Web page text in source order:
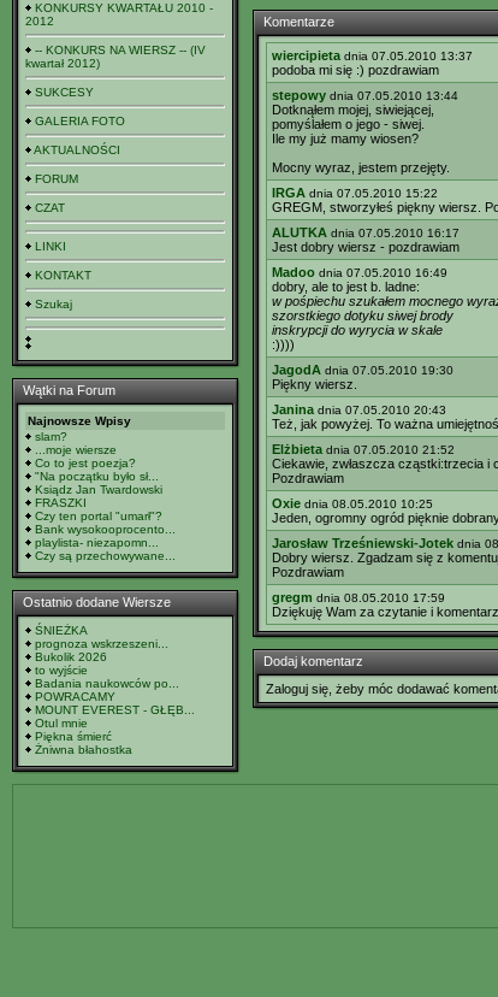
KONKURSY KWARTAŁU 2010 -
2012
-- KONKURS NA WIERSZ -- (IV
kwartał 2012)
SUKCESY
GALERIA FOTO
AKTUALNOŚCI
FORUM
CZAT
LINKI
KONTAKT
Szukaj
Wątki na Forum
Najnowsze Wpisy
slam?
...moje wiersze
Co to jest poezja?
"Na początku było sł...
Ksiądz Jan Twardowski
FRASZKI
Czy ten portal "umarł"?
Bank wysokooprocento...
playlista- niezapomn...
Czy są przechowywane...
Ostatnio dodane Wiersze
ŚNIEŻKA
prognoza wskrzeszeni...
Bukolik 2026
to wyjście
Badania naukowców po...
POWRACAMY
MOUNT EVEREST - GŁĘB...
Otul mnie
Piękna śmierć
Żniwna błahostka
Komentarze
wiercipieta dnia 07.05.2010 13:37
podoba mi się :) pozdrawiam
stepowy dnia 07.05.2010 13:44
Dotknąłem mojej, siwiejącej,
pomyślałem o jego - siwej.
Ile my już mamy wiosen?
Mocny wyraz, jestem przejęty.
IRGA dnia 07.05.2010 15:22
GREGM, stworzyłeś piękny wiersz.
ALUTKA dnia 07.05.2010 16:17
Jest dobry wiersz - pozdrawiam
Madoo dnia 07.05.2010 16:49
dobry, ale to jest b. ladne:
w pośpiechu szukałem mocnego
szorstkiego dotyku siwej brody
inskrypcji do wyrycia w skale
:))))
JagodA dnia 07.05.2010 19:30
Piękny wiersz.
Janina dnia 07.05.2010 20:43
Też, jak powyżej. To ważna
Elżbieta dnia 07.05.2010 21:52
Ciekawie, zwłaszcza cząstki:trzecia i
Pozdrawiam
Oxie dnia 08.05.2010 10:25
Jeden, ogromny ogród pięknie
Jarosław Trześniewski-Jotek dnia
Dobry wiersz. Zgadzam się z
Pozdrawiam
gregm dnia 08.05.2010 17:59
Dziękuję Wam za czytanie i
Dodaj komentarz
Zaloguj się, żeby móc dodawać